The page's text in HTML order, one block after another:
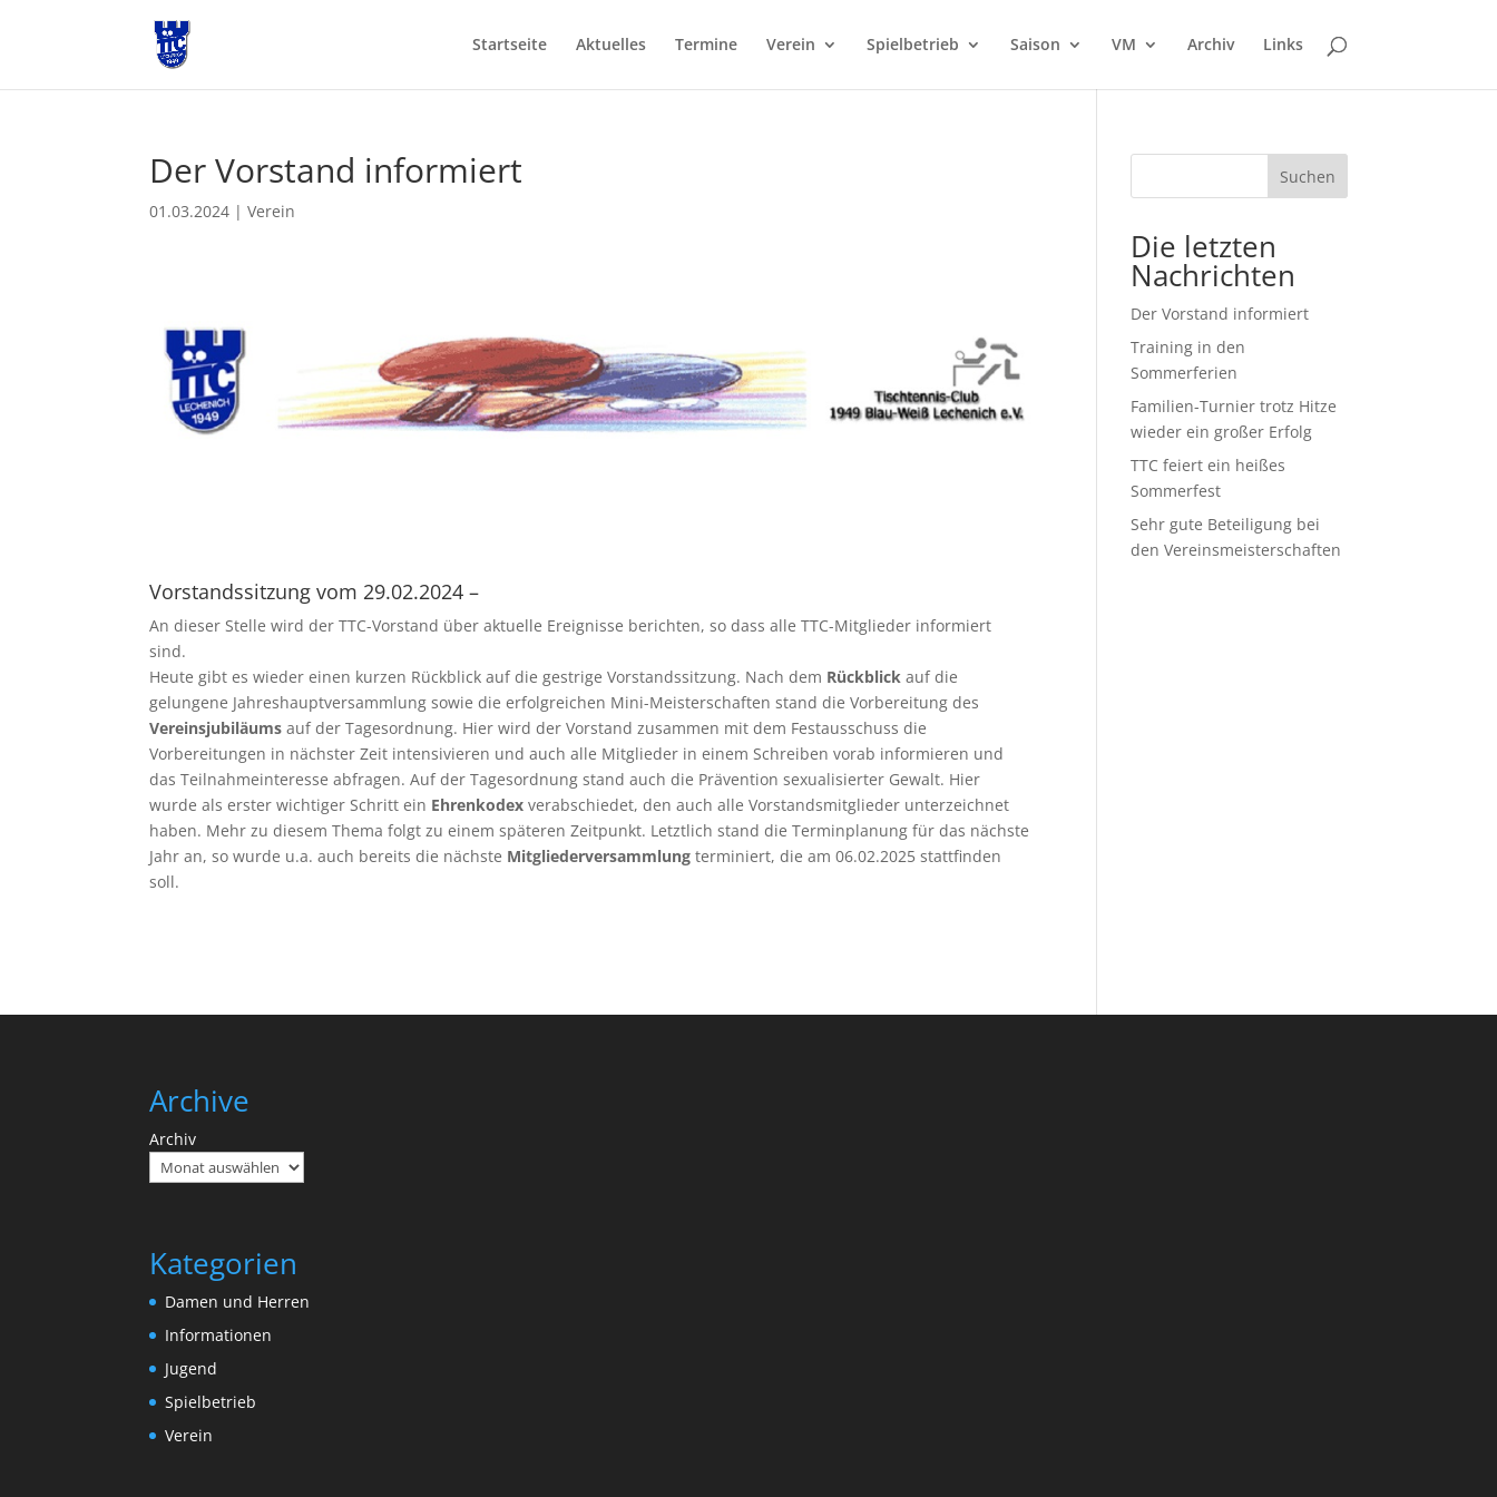
Startseite Aktuelles Termine Verein Spielbetrieb Saison VM Archiv Links
Der Vorstand informiert
01.03.2024 |Verein
Vorstandssitzung vom 29.02.2024 –
An dieser Stelle wird der TTC-Vorstand über aktuelle Ereignisse berichten, so dass alle TTC-Mitglieder informiert
sind.
Heute gibt es wieder einen kurzen Rückblick auf die gestrige Vorstandssitzung. Nach dem Rückblick auf die
gelungene Jahreshauptversammlung sowie die erfolgreichen Mini-Meisterschaften stand die Vorbereitung des
Vereinsjubiläums auf der Tagesordnung. Hier wird der Vorstand zusammen mit dem Festausschuss die
Vorbereitungen in nächster Zeit intensivieren und auch alle Mitglieder in einem Schreiben vorab informieren und
das Teilnahmeinteresse abfragen. Auf der Tagesordnung stand auch die Prävention sexualisierter Gewalt. Hier
wurde als erster wichtiger Schritt ein Ehrenkodex verabschiedet, den auch alle Vorstandsmitglieder unterzeichnet
haben. Mehr zu diesem Thema folgt zu einem späteren Zeitpunkt. Letztlich stand die Terminplanung für das nächste
Jahr an, so wurde u.a. auch bereits die nächste Mitgliederversammlung terminiert, die am 06.02.2025 stattfinden
soll.
Suchen
Die letzten
Nachrichten
Der Vorstand informiert
Training in den
Sommerferien
Familien-Turnier trotz Hitze
wieder ein großer Erfolg
TTC feiert ein heißes
Sommerfest
Sehr gute Beteiligung bei
den Vereinsmeisterschaften
Archive
Archiv
Kategorien
Damen und Herren
Informationen
Jugend
Spielbetrieb
Verein